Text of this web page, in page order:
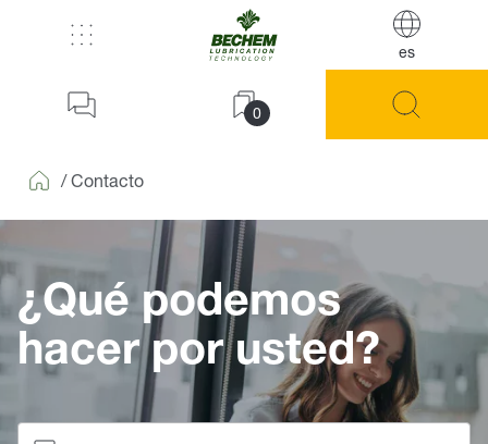
es
0
/ Contacto
¿Qué podemos
hacer por usted?